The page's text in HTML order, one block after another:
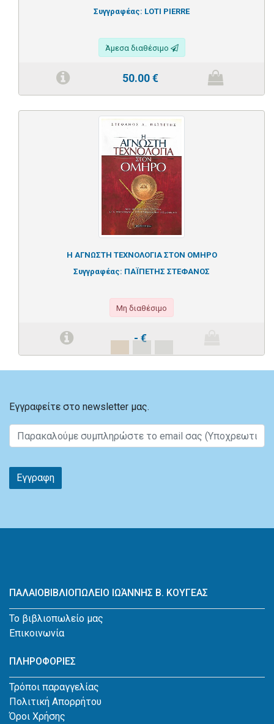
Συγγραφέας: LOTI PIERRE
Άμεσα διαθέσιμο
50.00€
Η ΑΓΝΩΣΤΗ ΤΕΧΝΟΛΟΓΙΑ ΣΤΟΝ ΟΜΗΡΟ
Συγγραφέας: ΠΑΪΠΕΤΗΣ ΣΤΕΦΑΝΟΣ
Μη διαθέσιμο
- €
Εγγραφείτε στο newsletter μας.
Εγγραφη
ΠΑΛΑΙΟΒΙΒΛΙΟΠΩΛΕΙΟ ΙΩΆΝΝΗΣ Β. ΚΟΥΓΕΑΣ
Το βιβλιοπωλείο μας
Επικοινωνία
ΠΛΗΡΟΦΟΡΙΕΣ
Τρόποι παραγγελίας
Πολιτική Απορρήτου
Όροι Χρήσης